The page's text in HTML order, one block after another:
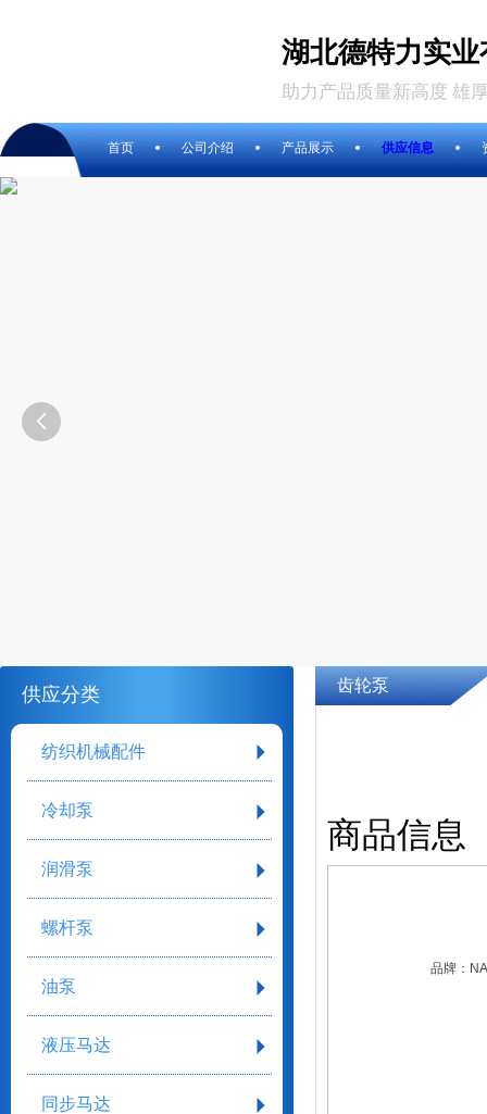
湖北德特力实
助力产品质量新高度 雄
首页 公司介绍 产品展示 供应信息

供应分类
纺织机械配件
冷却泵
润滑泵
螺杆泵
油泵
液压马达
同步马达
齿轮泵
商品信息
品牌：